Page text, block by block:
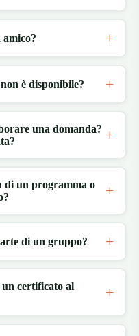
amico?
è disponibile?
una domanda?
di un programma o
di un gruppo?
certificato al